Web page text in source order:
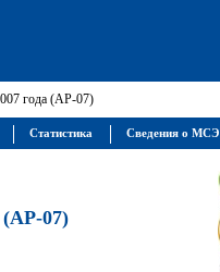
года (АР-07)
(АР-07)
Статистика Сведения о МСЭ